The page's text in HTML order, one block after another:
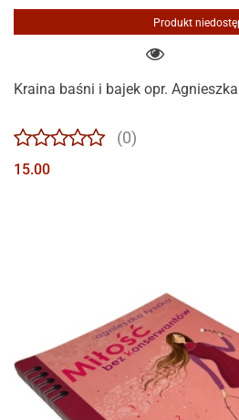
Produkt
Kraina baśni i bajek opr.
(0)
15.00